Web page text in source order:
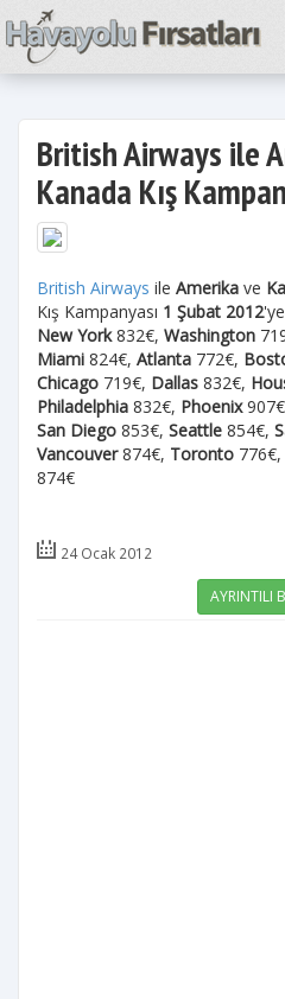
British Airways ile
Kanada Kış
British Airways ile Amerika ve
Kış Kampanyası 1 Şubat 2012
New York832€, Washington
Miami 824€, Atlanta 772€,
Chicago 719€, Dallas 832€,
Philadelphia 832€, Phoenix907€
San Diego 853€, Seattle 854€,
Vancouver874€, Toronto 776€,
874€
24 Ocak 2012
AYRINTILI